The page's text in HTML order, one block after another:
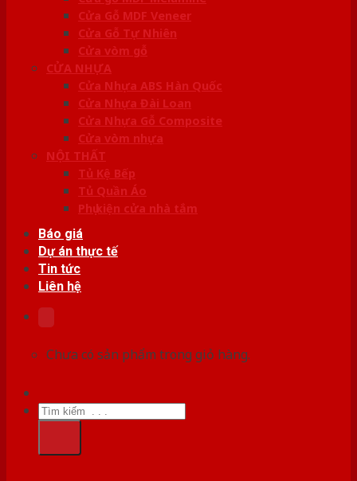
Cửa Gỗ MDF Veneer
Cửa Gỗ Tự Nhiên
Cửa vòm gỗ
CỬA NHỰA
Cửa Nhựa ABS Hàn Quốc
Cửa Nhựa Đài Loan
Cửa Nhựa Gỗ Composite
Cửa vòm nhựa
NỘI THẤT
Tủ Kệ Bếp
Tủ Quần Áo
Phụ kiện cửa nhà tắm
Báo giá
Dự án thực tế
Tin tức
Liên hệ
Chưa có sản phẩm trong giỏ hàng.
Tìm
kiếm: